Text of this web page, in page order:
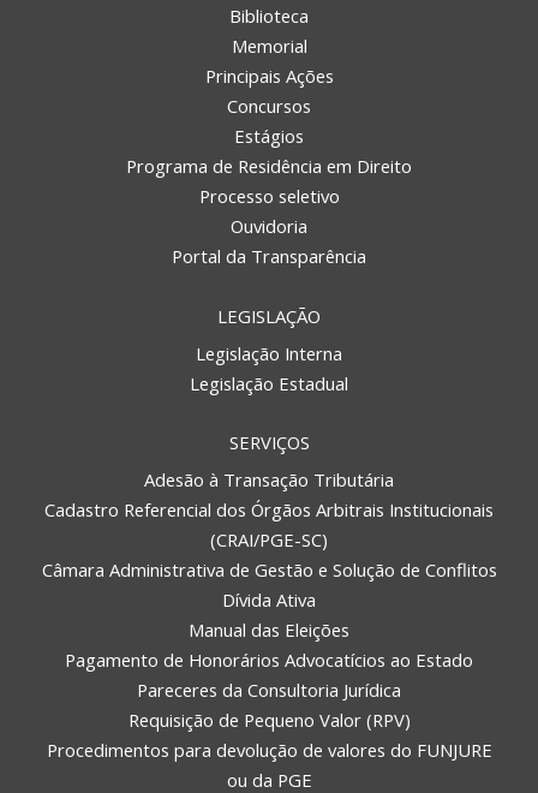
Biblioteca
Memorial
Principais Ações
Concursos
Estágios
Programa de Residência em Direito
Processo seletivo
Ouvidoria
Portal da Transparência
LEGISLAÇÃO
Legislação Interna
Legislação Estadual
SERVIÇOS
Adesão à Transação Tributária
Cadastro Referencial dos Órgãos Arbitrais Institucionais
(CRAI/PGE-SC)
Câmara Administrativa de Gestão e Solução de Conflitos
Dívida Ativa
Manual das Eleições
Pagamento de Honorários Advocatícios ao Estado
Pareceres da Consultoria Jurídica
Requisição de Pequeno Valor (RPV)
Procedimentos para devolução de valores do FUNJURE
ou da PGE